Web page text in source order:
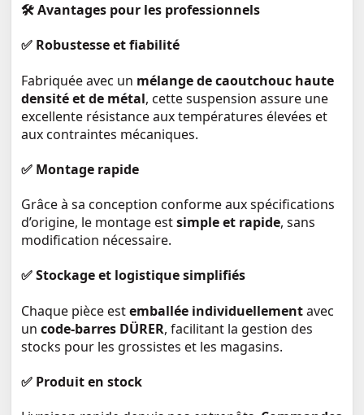
🛠️ Avantages pour les professionnels
✅ Robustesse et fiabilité
Fabriquée avec un mélange de caoutchouc haute
densité et de métal, cette suspension assure une
excellente résistance aux températures élevées et
aux contraintes mécaniques.
✅ Montage rapide
Grâce à sa conception conforme aux spécifications
d’origine, le montage estsimple et rapide, sans
modification nécessaire.
✅ Stockage et logistique simplifiés
Chaque pièce estemballée individuellementavec
uncode-barres DÜRER, facilitant la gestion des
stocks pour les grossistes et les magasins.
✅ Produit en stock